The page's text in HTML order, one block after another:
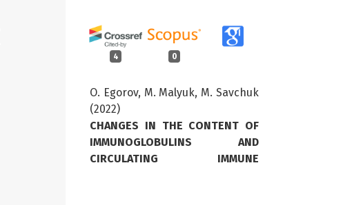
4 0
O. Egorov, M. Malyuk, M. Savchuk
(2022)
CHANGES IN THE CONTENT OF
IMMUNOGLOBULINS AND
CIRCULATING IMMUNE